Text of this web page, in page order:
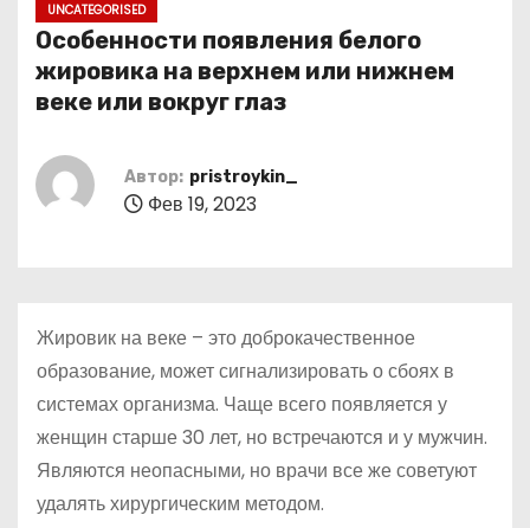
UNCATEGORISED
Особенности появления белого
жировика на верхнем или нижнем
веке или вокруг глаз
Автор: pristroykin_
Фев 19, 2023
Жировик на веке – это доброкачественное
образование, может сигнализировать о сбоях в
системах организма. Чаще всего появляется у
женщин старше 30 лет, но встречаются и у мужчин.
Являются неопасными, но врачи все же советуют
удалять хирургическим методом.